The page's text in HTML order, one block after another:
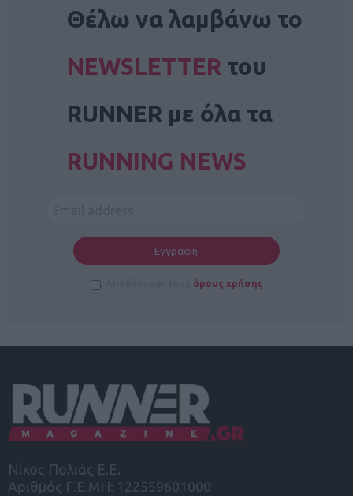
Θέλω να λαμβάνω το
NEWSLETTER του
RUNNER με όλα τα
RUNNING NEWS
όρους χρήσης
Νίκος Πολιάς Ε.Ε.
Αριθμός Γ.Ε.ΜΗ: 122559601000